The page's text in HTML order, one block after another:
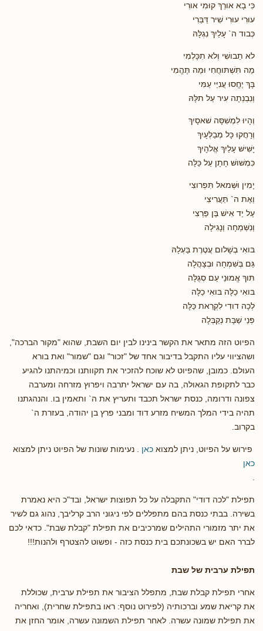
כִּי בָא אורֵךְ קוּמִי אורִי
עוּרִי עוּרִי שִׁיר דַּבֵּרִי
כְּבוד ה` עָלַיִךְ נִגְלָּהּ
לא תֵבושִׁי וְלא תִכָּלְמִי
מַה תִּשְׁתּוחֲחִי וּמַה תֶּהֱמִי
בָּךְ יֶחֱסוּ עֲנִיֵּי עַמִּי
וְנִבְנְתָה עִיר עַל תלָּהּ
וְהָיוּ לִמְשִׁסָּה שׁאסָיִךְ
וְרָחֲקוּ כָּל מְבַלְּעָיִךְ
יָשִּׁישּׁ עָלַיִךְ אֱלהָיִךְ
כִּמְשּׁושּׁ חָתָן עַל כַּלָּה
יָמִין וּשְּׁמאל תִּפְרוצִי
וְאֶת ה` תַּעֲרִיצִי
עַל יַד אִישׁ בֶּן פַּרְצִי
וְנִשְּׁמְחָה וְנָגִילָה
בּואִי בְשָׁלום עֲטֶרֶת בַּעְלָהּ
גַּם בְּשִּׁמְחָה וּבְצָהֳלָה
תּוךְ אֱמוּנֵי עַם סְגֻלָּה
בּואִי כַלָּה בּואִי כַלָּה
לְכָה דודִי לִקְרַאת כַּלָּה
פְּנֵי שַׁבָּת נְקַבְּלָה
הפיוט הזה מתאר את הקשר בינינו לבין יום השבת, שהוא "מקור הברכה",
ושהציווי עליו התקבל בדיבור אחד של "זכור" וגם "שמור" ואת בורא
העולם. כמובן, שהפיוט לא שוכח להזכיר את תקוותנו וכמיהתנו להגיע
כבר לתקופת הגאולה, בה עם ישראל יתרבה ויפרוץ מזרחה ומערבה
צפונה ודרומה, כנסת ישראל תכבד ותעריץ את ה` ותאמין בו. והנהגתנו
תהיה בידי המלך המשיח מזרע דוד ומבני פרץ בן יהודה, בעזרת ה`
בקרוב.
פירוש על הפיוט, ניתן למצוא כאן . נעימות שונות של הפיוט ניתן למצוא
כאן
.
תפילת "לכה דודי" התקבלה על כל תפוצות ישראל, ובד"כ היא נאמרת
בשירה. בבתי כנסת בהם מתפללים לפי ניגוני הרב קרליבך, נהוג גם לשיר
את יתר מזמורי התהילים שמרכיבים את תפילת "קבלת שבת". כדאי לכם
לברר האם יש בשכונתכם בית כנסת כזה - ופשוט להצטרף ולהנות!!!
תפילת ערבית של שבת
אחרי תפילת קבלת שבת, מתפלל הציבור את תפילת ערבית, שכוללת
את קריאת שמע וברכותיה (לפירוט נוסף: ראו בתפילת שחרית), ואחריה
את תפילת שמונה עשרה. לאחר תפילת השמונה עשרה, אומר החזן את